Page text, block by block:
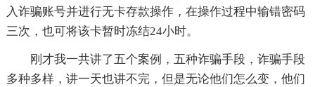
入诈骗账号并进行无卡存款操作，在操作过程中输错密码
三次，也可将该卡暂时冻结24小时。
刚才我一共讲了五个案例，五种诈骗手段，诈骗手段
多种多样，讲一天也讲不完，但是无论他们怎么变，他们